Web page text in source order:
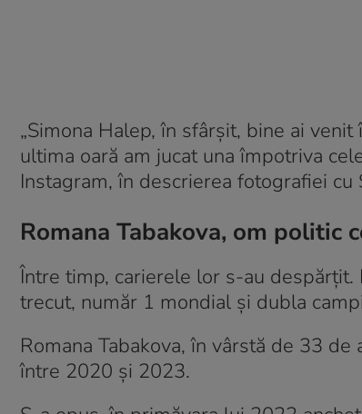
„Simona Halep, în sfârșit, bine ai
ultima oară am jucat una împotriva
Instagram, în descrierea fotografiei cu
Romana Tabakova, om politic
Între timp, carierele lor s-au
trecut, număr 1 mondial și dubla
Romana Tabakova, în vârstă de 33
între 2020 și 2023.